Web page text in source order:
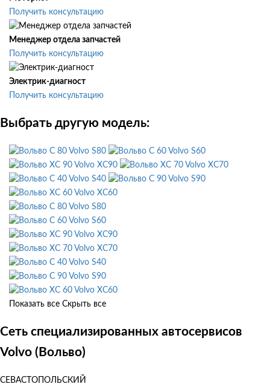
Получить консультацию
Менеджер отдела запчастей
Получить консультацию
Электрик-диагност
Получить консультацию
Выбрать другую модель:
Volvo S80
Volvo S60
Volvo XC90
Volvo XC70
Volvo S40
Volvo S90
Volvo XC60
Volvo S80
Volvo S60
Volvo XC90
Volvo XC70
Volvo S40
Volvo S90
Volvo XC60
Показать все Скрыть все
Сеть специализированных автосервисов
Volvo (Вольво)
СЕВАСТОПОЛЬСКИЙ